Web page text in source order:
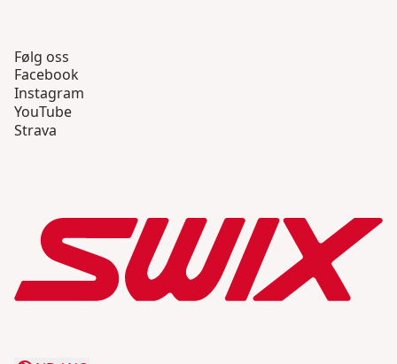
Følg oss
Facebook
Instagram
YouTube
Strava